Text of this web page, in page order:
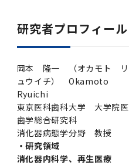
研究者プロフィール
岡本 隆一 （オカモト リ
ュウイチ） Okamoto
Ryuichi
東京医科歯科大学 大学院医
歯学総合研究科
消化器病態学分野 教授
・研究領域
消化器内科学、再生医療